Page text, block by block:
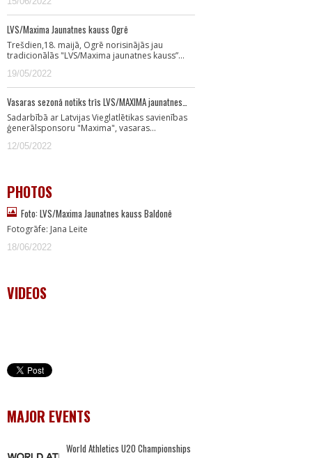
LVS/Maxima Jaunatnes kauss Ogrē
Trešdien,18. maijā, Ogrē norisinājās jau
tradicionālās "LVS/Maxima jaunatnes kauss”…
19/05/2022
Vasaras sezonā notiks trīs LVS/MAXIMA jaunatnes…
Sadarbībā ar Latvijas Vieglatlētikas savienības
ģenerālsponsoru "Maxima", vasaras…
12/05/2022
PHOTOS
Foto: LVS/Maxima Jaunatnes kauss Baldonē
Fotogrāfe: Jana Leite
18/06/2022
VIDEOS
MAJOR EVENTS
World Athletics U20 Championships